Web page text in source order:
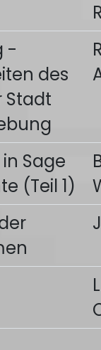
-
des
Stadt
Sage
(Teil 1)